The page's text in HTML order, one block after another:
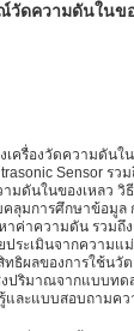
วัดความดันในข
รื่องวัดความดันใน
Sensor รว
มดันในของเหลว วิ
คลุมการศึกษาข้อมูล
าค่าความดัน รวมถึง
ประเมินจากความแ
ธิผลของการใช้นวัต
งปริมาณจากแบบท
และแบบสอบถามคว